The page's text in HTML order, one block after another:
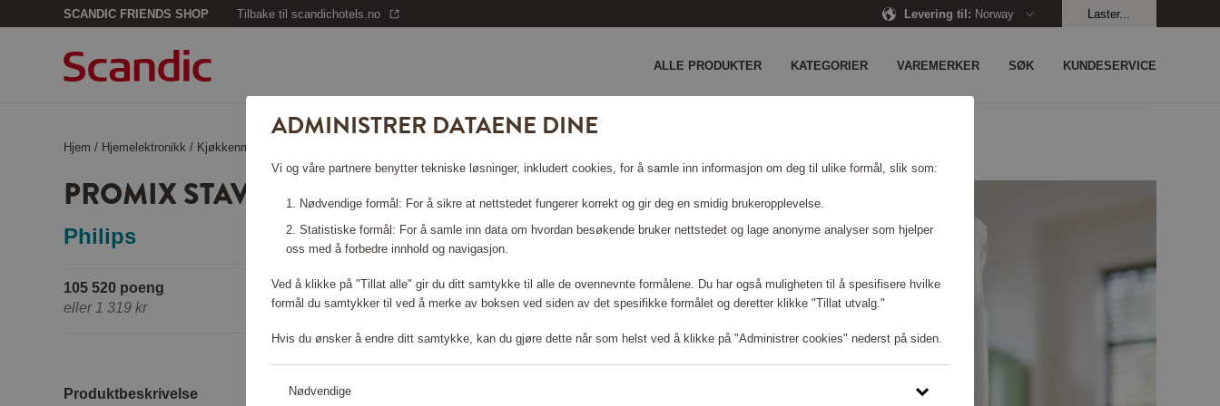
SCANDIC FRIENDS SHOP Tilbake til scandichotels.no Levering til: Norway Laster...
ALLE PRODUKTER KATEGORIER VAREMERKER SØK KUNDESERVICE
Hjem / Hjemelektronikk / Kjøkkenmaskiner
PROMIX STAVMIXERE HR2546/00
Philips
105 520 poeng
eller 1 319 kr
Logg inn for å handle
Produktbeskrivelse
ADMINISTRER DATAENE DINE
Vi og våre partnere benytter tekniske løsninger, inkludert cookies, for å samle inn informasjon om deg til ulike formål, slik som:
Nødvendige formål: For å sikre at nettstedet fungerer korrekt og gir deg en smidig brukeropplevelse.
Statistiske formål: For å samle inn data om hvordan besøkende bruker nettstedet og lage anonyme analyser som hjelper
oss med å forbedre innhold og navigasjon.
Ved å klikke på "Tillat alle" gir du ditt samtykke til alle de ovennevnte formålene. Du har også muligheten til å spesifisere hvilke
formål du samtykker til ved å merke av boksen ved siden av det spesifikke formålet og deretter klikke "Tillat utvalg."
Hvis du ønsker å endre ditt samtykke, kan du gjøre dette når som helst ved å klikke på "Administrer cookies" nederst på siden.
Nødvendige